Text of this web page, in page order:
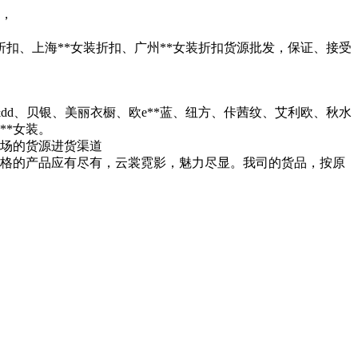
、上海**女装折扣、广州**女装折扣货源批发，保证、接受
、贝银、美丽衣橱、欧e**蓝、纽方、佧茜纹、艾利欧、秋水
女装。
的货源进货渠道
的产品应有尽有，云裳霓影，魅力尽显。我司的货品，按原